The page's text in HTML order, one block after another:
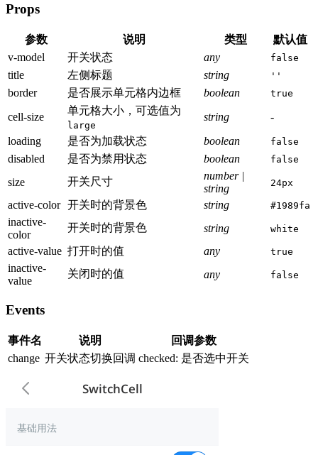
Props
参数 说明 类型
默认值
v-model
开关状态 any false
title 左侧标题 string ''
border 是否展示单元格内边框 boolean true
cell-size
单元格大小，可选值为
large
string
-
loading
是否为加载状态 boolean false
disabled 是否为禁用状态 boolean false
size 开关尺寸
number |
string
24px
active-color 开关时的背景色 string #1989fa
inactive-
color
开关时的背景色 string white
active-value 打开时的值 any true
inactive-
value
关闭时的值 any false
Events
事件名 说明
回调参数
change 开关状态切换回调 checked: 是否选中开关